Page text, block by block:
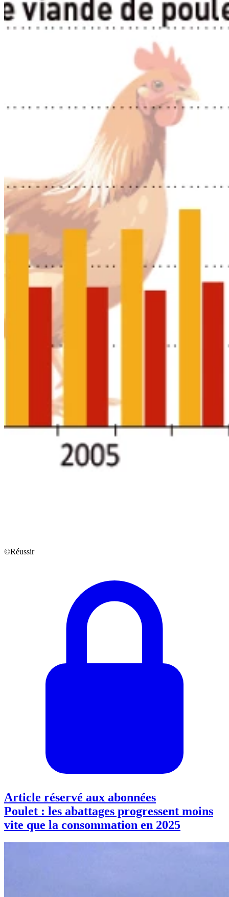
©Réussir
Article réservé aux abonnées
Poulet : les abattages progressent moins
vite que la consommation en 2025